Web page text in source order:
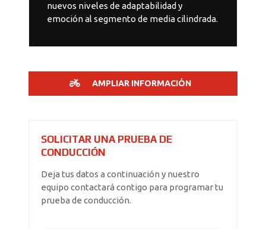
nuevos niveles de adaptabilidad y
emoción al segmento de media cilindrada.
AMPLIAR INFORMACIÓN
SOLICITAR UNA PRUEBA DE
CONDUCCIÓN
Deja tus datos a continuación y nuestro
equipo contactará contigo para programar tu
prueba de conducción.